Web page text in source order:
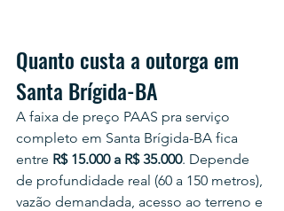
Quanto custa a outorga em
Santa Brígida-BA
A faixa de preço PAAS pra serviço
completo em Santa Brígida-BA fica
entre R$ 15.000 a R$ 35.000. Depende
de profundidade real (60 a 150 metros),
vazão demandada, acesso ao terreno e